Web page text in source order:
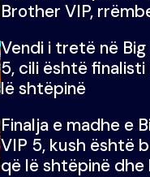
Brother VIP,
Vendi i tretë në
5, cili është
lë shtëpinë
Finalja e madhe e
VIP 5, kush është
që lë shtëpinë dhe